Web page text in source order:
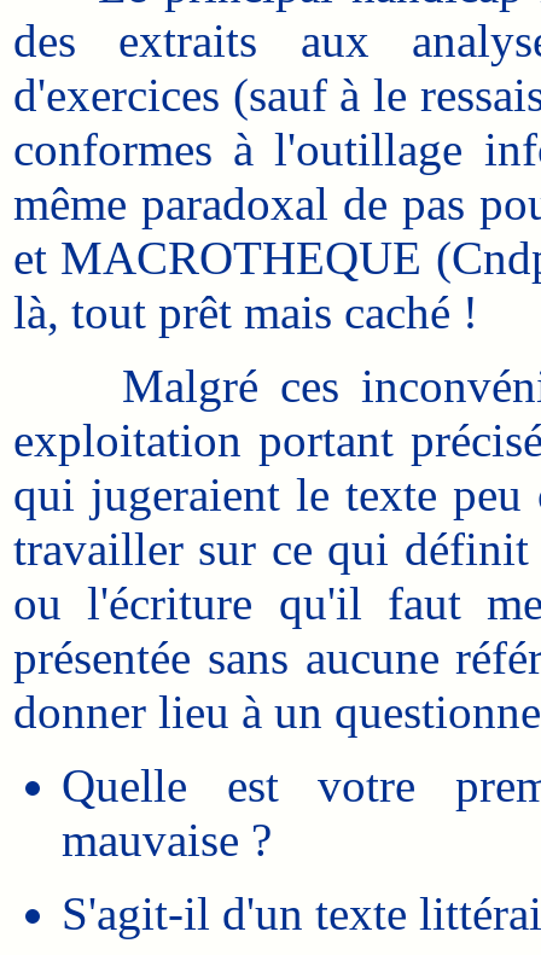
des extraits aux
d'exercices (sauf à le
conformes à l'outillage
même paradoxal de pas
et MACROTHEQUE
là, tout prêt mais caché !
Malgré ces
exploitation portant
qui jugeraient le texte
travailler sur ce qui
ou l'écriture qu'il faut
présentée sans aucune
donner lieu à un
Quelle est votre
mauvaise ?
S'agit-il d'un texte